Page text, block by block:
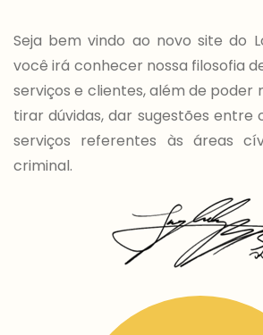
Seja bem vindo ao novo site do
você irá conhecer nossa filosofia
serviços e clientes, além de
tirar dúvidas, dar sugestões entre
serviços referentes às áreas
criminal.